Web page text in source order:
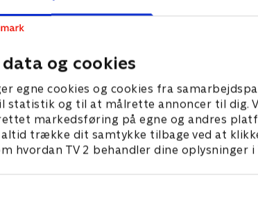
data og cookies
egne cookies og cookies fra
statistik og til at målrette annoncer til dig.
markedsføring på egne og andres
altid trække dit samtykke tilbage ved at
hvordan TV 2 behandler dine oplysninger i